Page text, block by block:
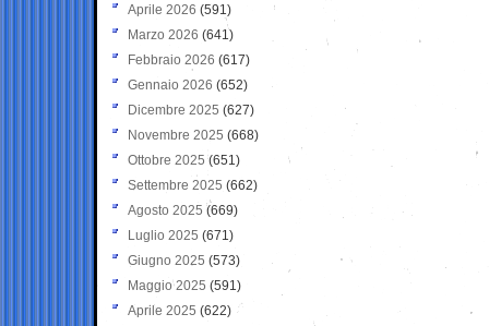
Aprile 2026 (591)
Marzo 2026 (641)
Febbraio 2026 (617)
Gennaio 2026 (652)
Dicembre 2025 (627)
Novembre 2025 (668)
Ottobre 2025 (651)
Settembre 2025 (662)
Agosto 2025 (669)
Luglio 2025 (671)
Giugno 2025 (573)
Maggio 2025 (591)
Aprile 2025 (622)